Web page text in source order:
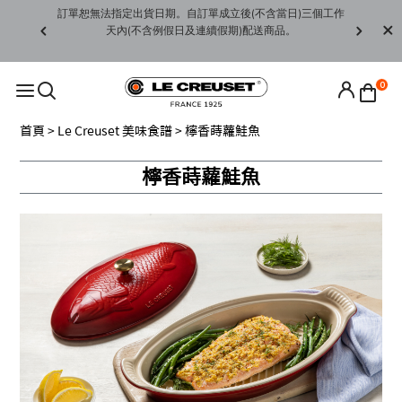
下水)，若
訂單恕無法指定出貨日期。自訂單成立後(不含當日)三個工作
天內(不含例假日及連續假期)配送商品。
請至
0
首頁 > Le Creuset 美味食譜 > 檸香蒔蘿鮭魚
檸香蒔蘿鮭魚